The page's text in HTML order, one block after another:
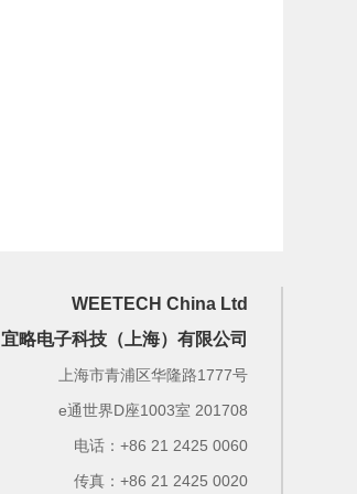
WEETECH China Ltd
宜略电子科技（上海）有限公司
上海市青浦区华隆路1777号
e通世界D座1003室 201708
电话：+86 21 2425 0060
传真：+86 21 2425 0020